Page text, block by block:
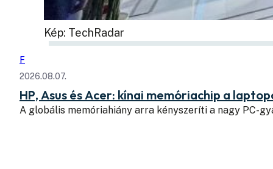
Kép: TechRadar
F
2026.08.07.
HP, Asus és Acer: kínai memóriachip a
A globális memóriahiány arra kényszeríti a nagy PC-